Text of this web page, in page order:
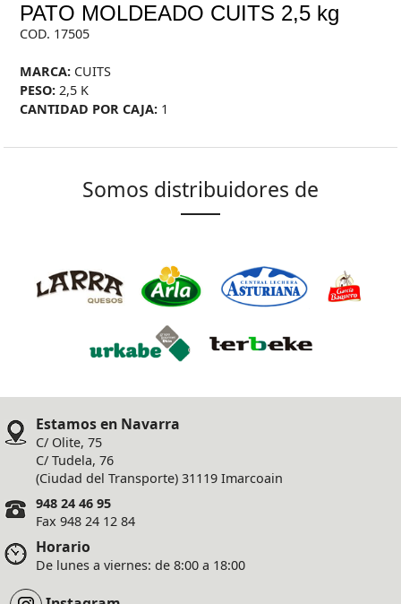
PATO MOLDEADO CUITS 2,5 kg
COD. 17505
MARCA: CUITS
PESO: 2,5 K
CANTIDAD POR CAJA: 1
Somos distribuidores de
Estamos en Navarra
C/ Olite, 75
C/ Tudela, 76
(Ciudad del Transporte) 31119 Imarcoain
948 24 46 95
Fax 948 24 12 84
Horario
De lunes a viernes: de 8:00 a 18:00